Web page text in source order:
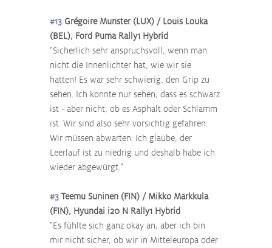
#13 Grégoire Munster (LUX) / Louis Louka
(BEL), Ford Puma Rally1 Hybrid
"Sicherlich sehr anspruchsvoll, wenn man
nicht die Innenlichter hat, wie wir sie
hatten! Es war sehr schwierig, den Grip zu
sehen. Ich konnte nur sehen, dass es schwarz
ist - aber nicht, ob es Asphalt oder Schlamm
ist. Wir sind also sehr vorsichtig gefahren.
Wir müssen abwarten. Ich glaube, der
Leerlauf ist zu niedrig und deshalb habe ich
wieder abgewürgt."
#3 Teemu Suninen (FIN) / Mikko Markkula
(FIN), Hyundai i20 N Rally1 Hybrid
"Es fühlte sich ganz okay an, aber ich bin
mir nicht sicher, ob wir in Mitteleuropa oder